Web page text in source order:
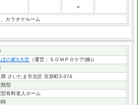
○
カラオケルーム
ぽの家S大宮 （運営：ＳＯＭＰＯケア(株)）
県 さいたま市北区 宮原町3-374
類型
型有料老人ホーム
時